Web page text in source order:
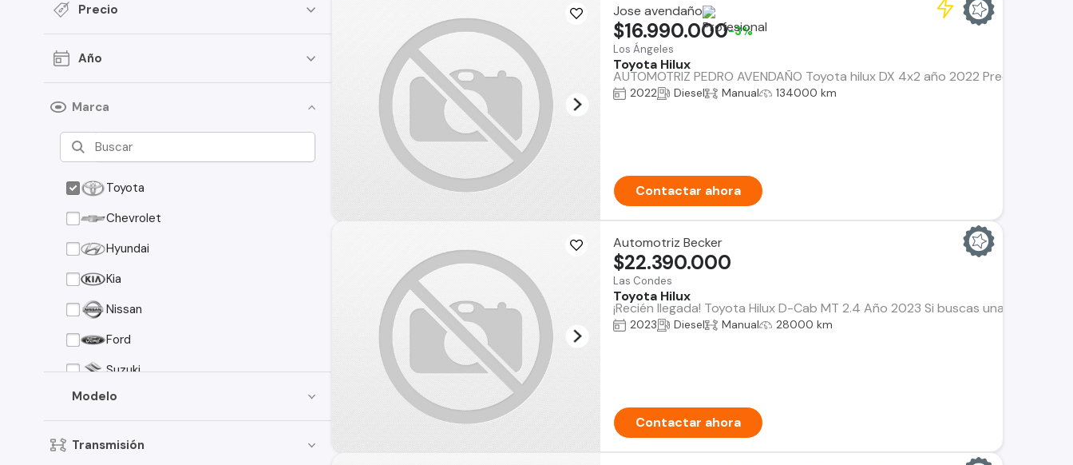
Precio
Año
Marca
Toyota
Chevrolet
Hyundai
Kia
Nissan
Ford
Suzuki
Peugeot
Modelo
Transmisión
Jose avendaño
Los Ángeles
Toyota Hilux
AUTOMOTRIZ PEDRO AVENDAÑO Toyota hilux DX 4x2 año 2022 Precio $
$16.990.000-3%
2022 Diesel Manual 134000 km
Contactar ahora
Automotriz Becker
Las Condes
Toyota Hilux
¡Recién llegada! Toyota Hilux D-Cab MT 2.4 Año 2023 Si buscas una
$22.390.000
2023 Diesel Manual 28000 km
Contactar ahora